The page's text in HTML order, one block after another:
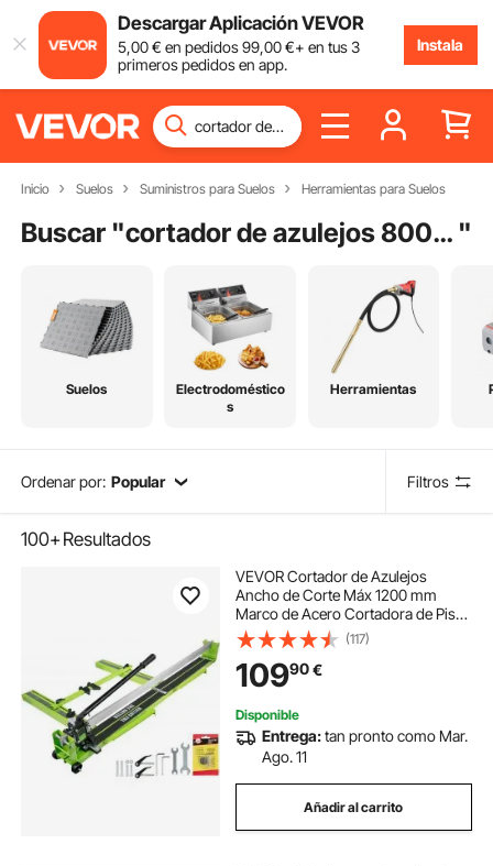
Descargar Aplicación VEVOR
5,00€ en pedidos99,00€+ en tus 3
primeros pedidos en app.
Instala
Inicio Suelos Suministros para Suelos Herramientas para Suelos
Buscar " cortador de azulejos 800mm de corte "
Suelos
Electrodoméstico
s
Herramientas
Ordenar por: Popular Filtros
100+Resultados
VEVOR Cortador de Azulejos
Ancho de Corte Máx 1200 mm
Marco de Acero Cortadora de Piso
Laminado Espesor de Corte 6-
15 mm 27 Rodamientos Cortador
Manual de Azulejos para Piedra,
Baldosas Ordinarias
(117)
10990€
Disponible
Entrega:tan pronto como Mar.
Ago. 11
Añadir al carrito